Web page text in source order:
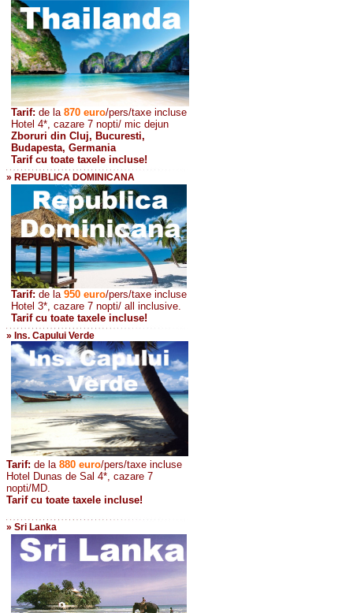
Tarif: de la 870 euro/pers/taxe incluse
Hotel 4*, cazare 7 nopti/ mic dejun
Zboruri din Cluj, Bucuresti,
Budapesta, Germania
Tarif cu toate taxele incluse!
» REPUBLICA DOMINICANA
Tarif: de la 950 euro/pers/taxe incluse
Hotel 3*, cazare 7 nopti/ all inclusive.
Tarif cu toate taxele incluse!
» Ins. Capului Verde
Tarif: de la 880 euro/pers/taxe incluse
Hotel Dunas de Sal 4*, cazare 7
nopti/MD.
Tarif cu toate taxele incluse!
» Sri Lanka